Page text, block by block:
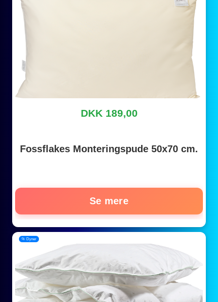
DKK 189,00
Fossflakes Monteringspude 50x70 cm.
Se mere
📂 Dyner